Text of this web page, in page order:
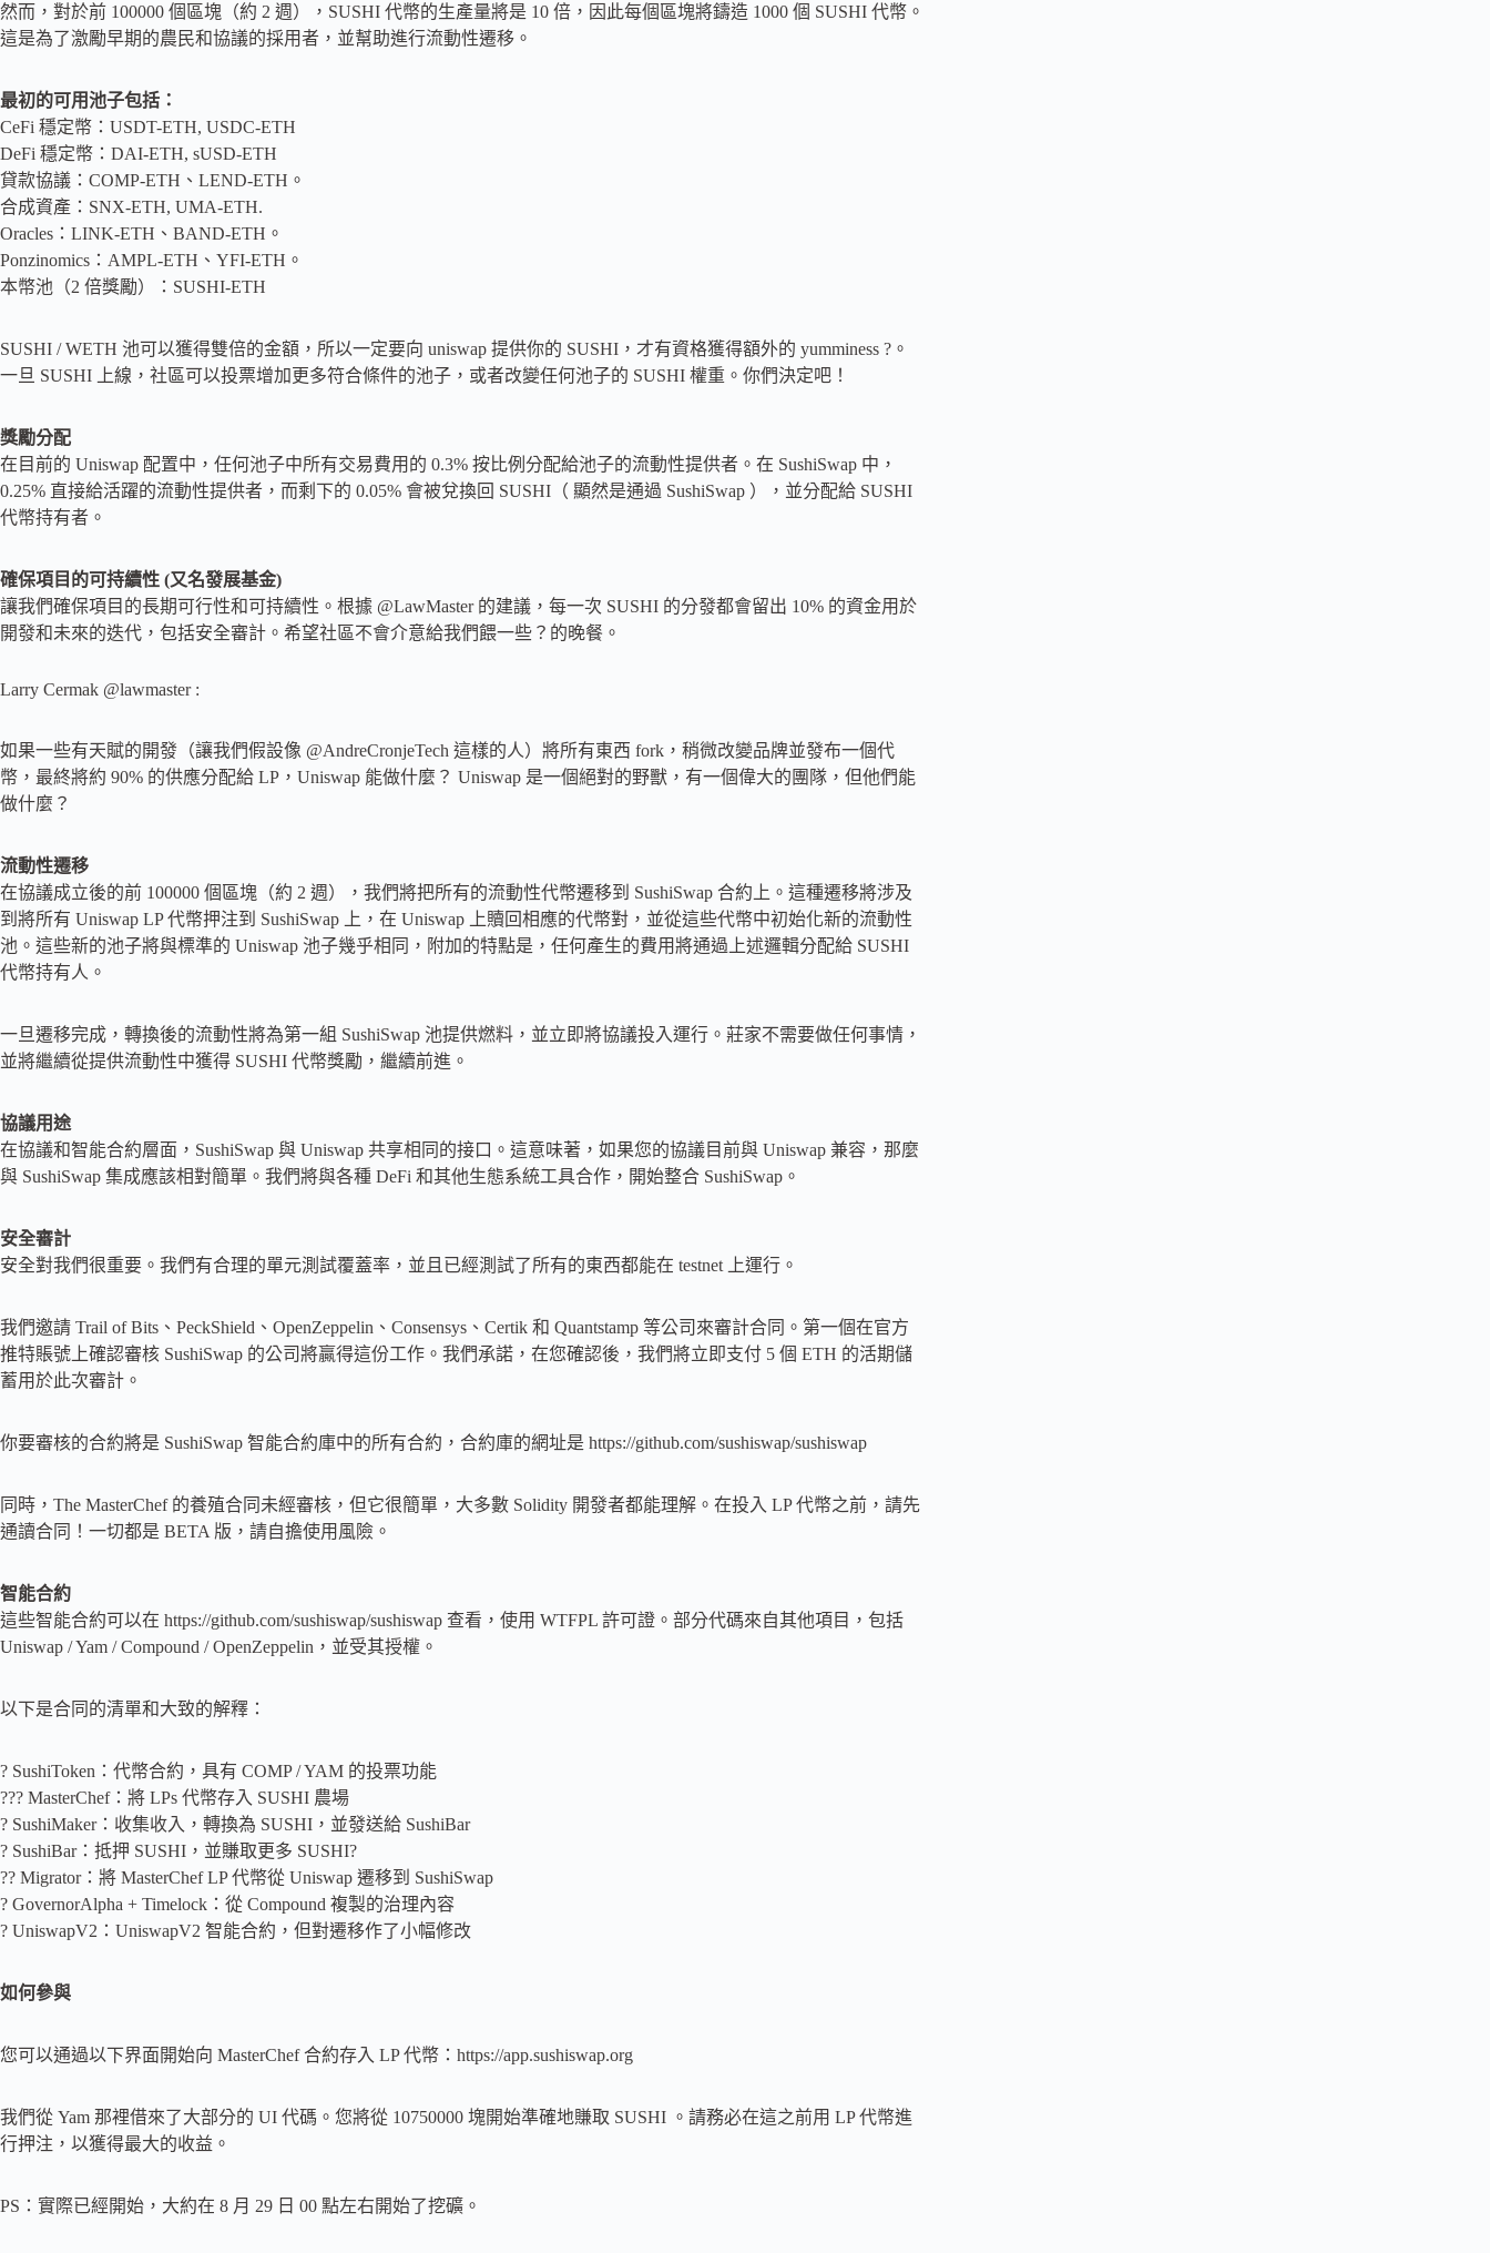
然而，對於前 100000 個區塊（約 2 週），SUSHI 代幣的生產量將是 10 倍，因此每個區塊將鑄造 1000 個 SUSHI 代幣。
這是為了激勵早期的農民和協議的採用者，並幫助進行流動性遷移。
最初的可用池子包括：
CeFi 穩定幣：USDT-ETH, USDC-ETH
DeFi 穩定幣：DAI-ETH, sUSD-ETH
貸款協議：COMP-ETH、LEND-ETH。
合成資產：SNX-ETH, UMA-ETH.
Oracles：LINK-ETH、BAND-ETH。
Ponzinomics：AMPL-ETH、YFI-ETH。
本幣池（2 倍獎勵）：SUSHI-ETH
SUSHI / WETH 池可以獲得雙倍的金額，所以一定要向 uniswap 提供你的 SUSHI，才有資格獲得額外的 yumminess ?。
一旦 SUSHI 上線，社區可以投票增加更多符合條件的池子，或者改變任何池子的 SUSHI 權重。你們決定吧！
獎勵分配
在目前的 Uniswap 配置中，任何池子中所有交易費用的 0.3% 按比例分配給池子的流動性提供者。在 SushiSwap 中，
0.25% 直接給活躍的流動性提供者，而剩下的 0.05% 會被兌換回 SUSHI（ 顯然是通過 SushiSwap ），並分配給 SUSHI
代幣持有者。
確保項目的可持續性 (又名發展基金)
讓我們確保項目的長期可行性和可持續性。根據 @LawMaster 的建議，每一次 SUSHI 的分發都會留出 10% 的資金用於
開發和未來的迭代，包括安全審計。希望社區不會介意給我們餵一些？的晚餐。
Larry Cermak @lawmaster :
如果一些有天賦的開發（讓我們假設像 @AndreCronjeTech 這樣的人）將所有東西 fork，稍微改變品牌並發布一個代
幣，最終將約 90% 的供應分配給 LP，Uniswap 能做什麼？ Uniswap 是一個絕對的野獸，有一個偉大的團隊，但他們能
做什麼？
流動性遷移
在協議成立後的前 100000 個區塊（約 2 週），我們將把所有的流動性代幣遷移到 SushiSwap 合約上。這種遷移將涉及
到將所有 Uniswap LP 代幣押注到 SushiSwap 上，在 Uniswap 上贖回相應的代幣對，並從這些代幣中初始化新的流動性
池。這些新的池子將與標準的 Uniswap 池子幾乎相同，附加的特點是，任何產生的費用將通過上述邏輯分配給 SUSHI
代幣持有人。
一旦遷移完成，轉換後的流動性將為第一組 SushiSwap 池提供燃料，並立即將協議投入運行。莊家不需要做任何事情，
並將繼續從提供流動性中獲得 SUSHI 代幣獎勵，繼續前進。
協議用途
在協議和智能合約層面，SushiSwap 與 Uniswap 共享相同的接口。這意味著，如果您的協議目前與 Uniswap 兼容，那麼
與 SushiSwap 集成應該相對簡單。我們將與各種 DeFi 和其他生態系統工具合作，開始整合 SushiSwap。
安全審計
安全對我們很重要。我們有合理的單元測試覆蓋率，並且已經測試了所有的東西都能在 testnet 上運行。
我們邀請 Trail of Bits、PeckShield、OpenZeppelin、Consensys、Certik 和 Quantstamp 等公司來審計合同。第一個在官方
推特賬號上確認審核 SushiSwap 的公司將贏得這份工作。我們承諾，在您確認後，我們將立即支付 5 個 ETH 的活期儲
蓄用於此次審計。
你要審核的合約將是 SushiSwap 智能合約庫中的所有合約，合約庫的網址是 https://github.com/sushiswap/sushiswap
同時，The MasterChef 的養殖合同未經審核，但它很簡單，大多數 Solidity 開發者都能理解。在投入 LP 代幣之前，請先
通讀合同！一切都是 BETA 版，請自擔使用風險。
智能合約
這些智能合約可以在 https://github.com/sushiswap/sushiswap 查看，使用 WTFPL 許可證。部分代碼來自其他項目，包括
Uniswap / Yam / Compound / OpenZeppelin，並受其授權。
以下是合同的清單和大致的解釋：
? SushiToken：代幣合約，具有 COMP / YAM 的投票功能
??‍? MasterChef：將 LPs 代幣存入 SUSHI 農場
? SushiMaker：收集收入，轉換為 SUSHI，並發送給 SushiBar
? SushiBar：抵押 SUSHI，並賺取更多 SUSHI?
?‍? Migrator：將 MasterChef LP 代幣從 Uniswap 遷移到 SushiSwap
? GovernorAlpha + Timelock：從 Compound 複製的治理內容
? UniswapV2：UniswapV2 智能合約，但對遷移作了小幅修改
如何參與
您可以通過以下界面開始向 MasterChef 合約存入 LP 代幣：https://app.sushiswap.org
我們從 Yam 那裡借來了大部分的 UI 代碼。您將從 10750000 塊開始準確地賺取 SUSHI 。請務必在這之前用 LP 代幣進
行押注，以獲得最大的收益。
PS：實際已經開始，大約在 8 月 29 日 00 點左右開始了挖礦。